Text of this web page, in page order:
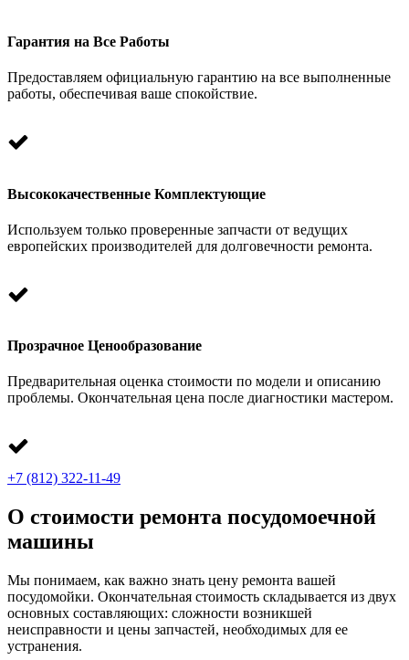
Гарантия на Все Работы
Предоставляем официальную гарантию на все выполненные
работы, обеспечивая ваше спокойствие.
Высококачественные Комплектующие
Используем только проверенные запчасти от ведущих
европейских производителей для долговечности ремонта.
Прозрачное Ценообразование
Предварительная оценка стоимости по модели и описанию
проблемы. Окончательная цена после диагностики мастером.
+7 (812) 322-11-49
О стоимости ремонта посудомоечной
машины
Мы понимаем, как важно знать цену ремонта вашей
посудомойки. Окончательная стоимость складывается из двух
основных составляющих: сложности возникшей
неисправности и цены запчастей, необходимых для ее
устранения.